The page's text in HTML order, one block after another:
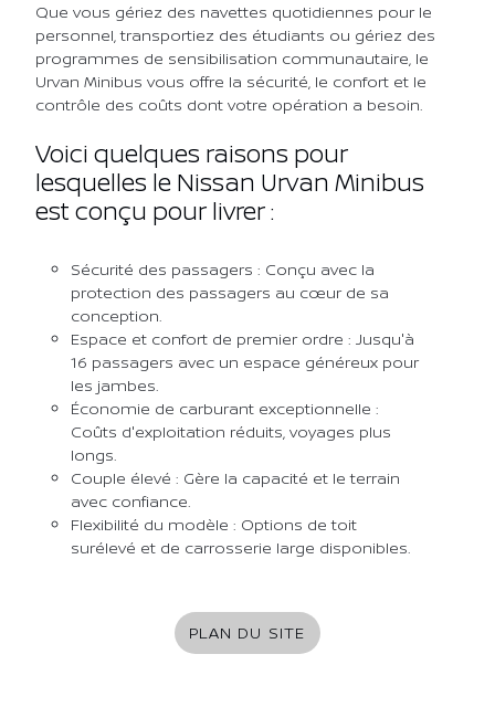
Que vous gériez des navettes quotidiennes pour le
personnel, transportiez des étudiants ou gériez des
programmes de sensibilisation communautaire, le
Urvan Minibus vous offre la sécurité, le confort et le
contrôle des coûts dont votre opération a besoin.
Voici quelques raisons pour
lesquelles le Nissan Urvan Minibus
est conçu pour livrer :
Sécurité des passagers : Conçu avec la
protection des passagers au cœur de sa
conception.
Espace et confort de premier ordre : Jusqu'à
16 passagers avec un espace généreux pour
les jambes.
Économie de carburant exceptionnelle :
Coûts d'exploitation réduits, voyages plus
longs.
Couple élevé : Gère la capacité et le terrain
avec confiance.
Flexibilité du modèle : Options de toit
surélevé et de carrosserie large disponibles.
PLAN DU SITE